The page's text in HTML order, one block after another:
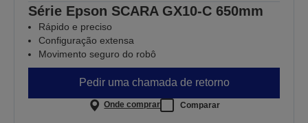
Série Epson SCARA GX10-C 650mm
Rápido e preciso
Configuração extensa
Movimento seguro do robô
Pedir uma chamada de retorno
Onde comprar Comparar